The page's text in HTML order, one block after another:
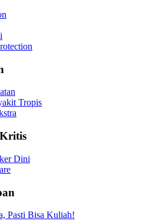
Tropis
Dini
Pasti Bisa Kuliah!